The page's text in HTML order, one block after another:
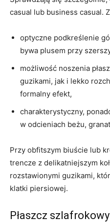
casual lub business casual.
optyczne podkreślenie
bywa plusem przy
możliwość noszenia
guzikami, jak i lekko
formalny efekt,
charakterystyczny,
w odcieniach beżu,
Przy obfitszym biuście lub
trencze z delikatniejszym
rozstawionymi guzikami,
klatki piersiowej.
Płaszcz